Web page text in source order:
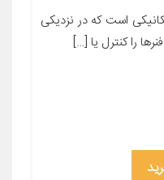
است که در نزدیکی
را کنترل یا […]